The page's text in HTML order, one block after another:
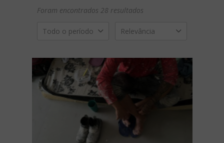
Foram encontrados 28 resultados
Todo o período Relevância